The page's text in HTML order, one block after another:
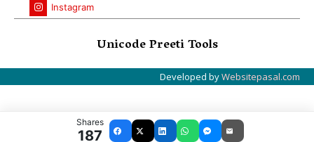
Instagram
Unicode Preeti Tools
Developed byWebsitepasal.com
Shares
187 Facebook
X LinkedInWhatsAppMessenger
Email